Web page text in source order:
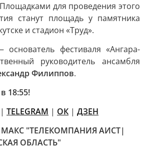
для проведения этого
станут площадь у памятника
и стадион «Труд».
фестиваля «Ангара-
руководитель ансамбля
Филиппов.
18:55!
| TELEGRAM | ОК | ДЗЕН
МАКС "ТЕЛЕКОМПАНИЯ АИСТ|
ОБЛАСТЬ"